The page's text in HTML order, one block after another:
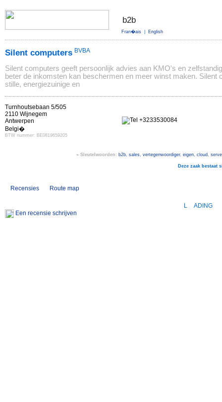
Fran�ais English
Silent computers BVBA
Silent computers geeft persoonlijk advies aan KMO's en
beter de inkomsten kan beschermen en meer winst maken.
stille, energiezuinige en
Turnhoutsebaan 5/505
2110 Wijnegem
Antwerpen
Belgi�
BTW nummer: BE0819659205
+3233530084
» Sleutelwoorden: b2b, sales, vertegenwoordiger, eigen, cloud
Deze zaak bestaat
Recensies Route map
L
ADING
Een recensie schrijven